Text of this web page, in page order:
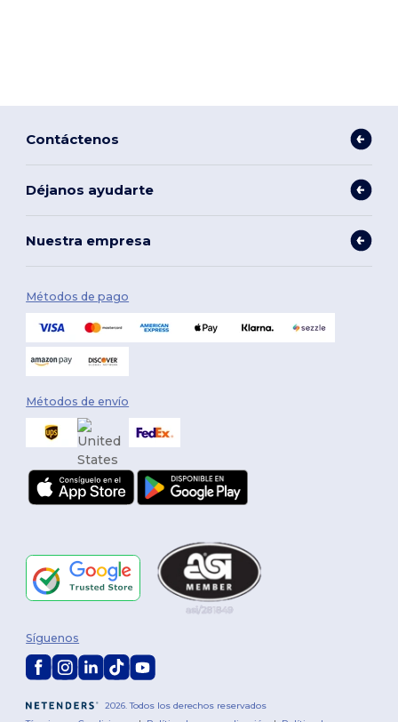
Contáctenos
Déjanos ayudarte
Nuestra empresa
Métodos de pago
Métodos de envío
2026. Todos los derechos reservados
Síguenos